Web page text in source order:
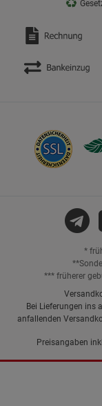
*
*** früherer
Bei Lieferungen ins
anfallenden
Preisangaben